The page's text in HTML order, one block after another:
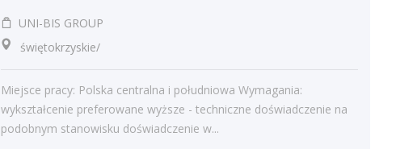
Więcej ofert pracy
Praca
UNI-BIS GROUP
świętokrzyskie/
Miejsce pracy: Polska centralna i południowa Wymagania:
wykształcenie preferowane wyższe - techniczne doświadczenie na
podobnym stanowisku doświadczenie w...